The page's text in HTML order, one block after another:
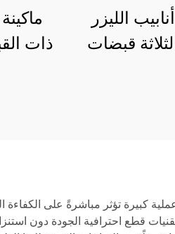
الليزر
قبضات
كبيرة تؤثر مباشرةً على الكفاءة
قطع احترافية الجودة دون